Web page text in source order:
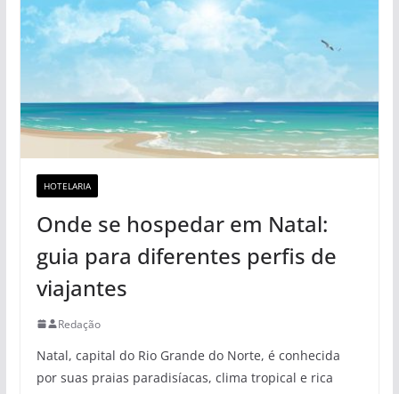
HOTELARIA
Onde se hospedar em Natal:
guia para diferentes perfis de
viajantes
Redação
Natal, capital do Rio Grande do Norte, é conhecida
por suas praias paradisíacas, clima tropical e rica